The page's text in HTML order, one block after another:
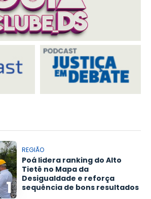
1
REGIÃO
Poá lidera ranking do Alto
Tietê no Mapa da
Desigualdade e reforça
sequência de bons resultados